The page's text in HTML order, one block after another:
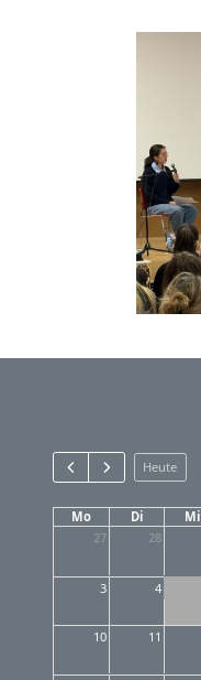
Heute
Mo Di Mi
27
28
3 4
10 11